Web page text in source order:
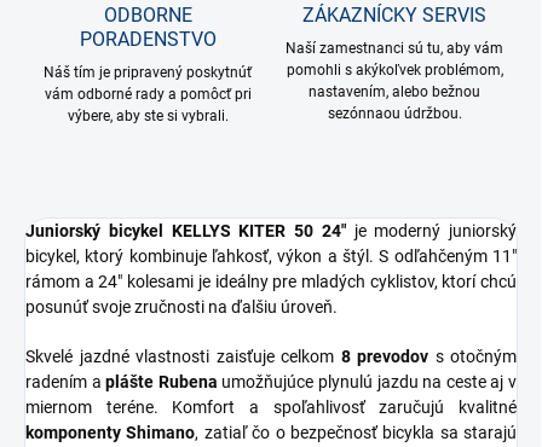
ODBORNE
PORADENSTVO
Náš tím je pripravený poskytnúť
vám odborné rady a pomôcť pri
výbere, aby ste si vybrali.
ZÁKAZNÍCKY SERVIS
Naší zamestnanci sú tu, aby vám
pomohli s akýkoľvek problémom,
nastavením, alebo bežnou
sezónnaou údržbou.
Juniorský bicykel KELLYS KITER 50 24"je moderný juniorský
bicykel, ktorý kombinuje ľahkosť, výkon a štýl. S odľahčeným 11"
rámom a 24" kolesami je ideálny pre mladých cyklistov, ktorí chcú
posunúť svoje zručnosti na ďalšiu úroveň.
Skvelé jazdné vlastnosti zaisťuje celkom 8 prevodov s otočným
radením aplášte Rubena umožňujúce plynulú jazdu na ceste aj v
miernom teréne. Komfort a spoľahlivosť zaručujú kvalitné
komponenty Shimano, zatiaľ čo o bezpečnosť bicykla sa starajú